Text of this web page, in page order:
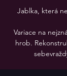
Jablka, která
Variace na
hrob.